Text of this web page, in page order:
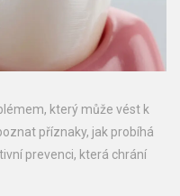
který může vést k
příznaky, jak probíhá
prevenci, která chrání